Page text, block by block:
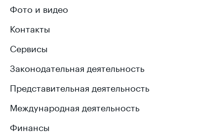
Фото и видео
Контакты
Сервисы
Законодательная деятельность
Представительная деятельность
Международная деятельность
Финансы